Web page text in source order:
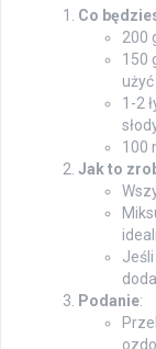
Co
200
150
1-2
100
Jak to
Podanie: